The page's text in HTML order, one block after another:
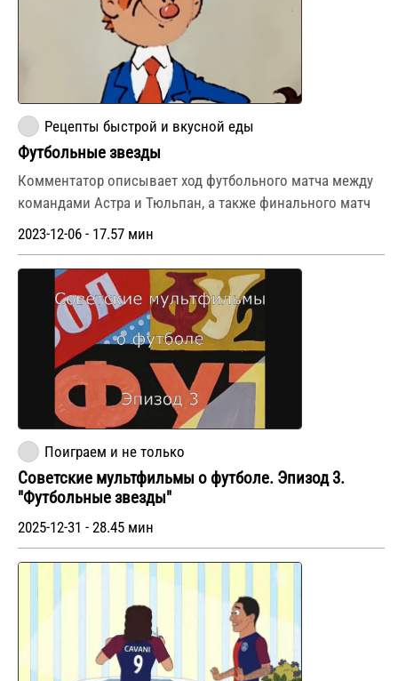
Рецепты быстрой и вкусной еды
Футбольные звезды
Комментатор описывает ход футбольного матча между
командами Астра и Тюльпан, а также финального матч
2023-12-06 - 17.57 мин
Поиграем и не только
Советские мультфильмы о футболе. Эпизод 3.
"Футбольные звезды"
2025-12-31 - 28.45 мин